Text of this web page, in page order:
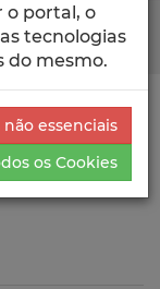
Detalhada da
o portal, o
tecnologias
do mesmo.
essenciais
os Cookies